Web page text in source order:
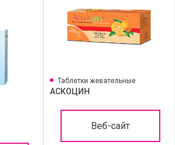
Таблетки жевательные
АСКОЦИН
Веб-сайт